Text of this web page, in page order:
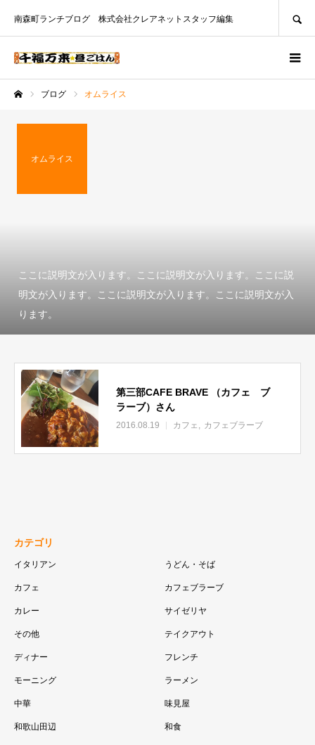
南森町ランチブログ 株式会社クレアネットスタッフ編集
ブログ オムライス
オムライス
ここに説明文が入ります。ここに説明文が入ります。ここに説
明文が入ります。ここに説明文が入ります。ここに説明文が入
ります。
第三部CAFE BRAVE （カフェ ブ
ラーブ）さん
2016.08.19 カフェ カフェブラーブ
カテゴリ
イタリアン うどん・そば
カフェ カフェブラーブ
カレー サイゼリヤ
その他 テイクアウト
ディナー フレンチ
モーニング ラーメン
中華 味見屋
和歌山田辺 和食